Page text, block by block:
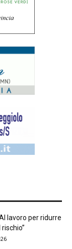
lavoro per ridurre
rischio”